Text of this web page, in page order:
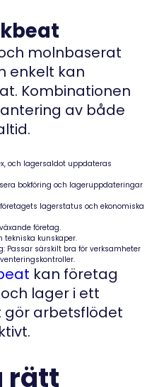
molnbaserat
enkelt kan
Kombinationen
av både
och lagersaldot uppdateras
bokföring och lageruppdateringar
lagerstatus och ekonomiska
företag.
kunskaper.
Passar särskilt bra för verksamheter
kan företag
lager i ett
gör arbetsflödet
rätt